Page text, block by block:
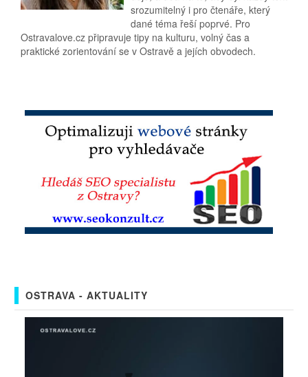
srozumitelný i pro čtenáře, který
dané téma řeší poprvé. Pro
Ostravalove.cz připravuje tipy na kulturu, volný čas a
praktické zorientování se v Ostravě a jejích obvodech.
OSTRAVA - AKTUALITY